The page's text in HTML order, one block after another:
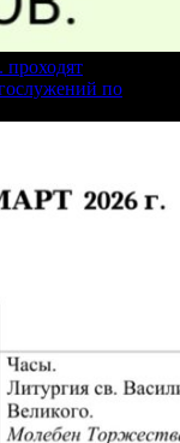
проходят
по